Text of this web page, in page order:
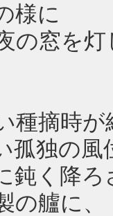
様に
の窓を
種摘時が
孤独の
鈍く降ろ
の艫に、